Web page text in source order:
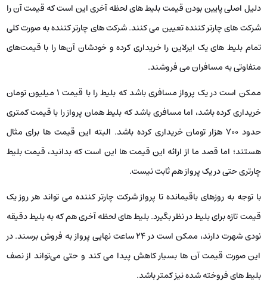
دلیل اصلی پایین بودن قیمت بلیط های لحظه آخری این است که قیمت آن را
شرکت‌ های چارتر کننده تعیین می‌ کنند. شرکت‌ های چارتر کننده به‌ صورت کلی
تمام بلیط های یک ایرلاین را خریداری کرده و خودشان آن‌ها را با قیمت‌های
متفاوتی به مسافران می‌ فروشند.
ممکن است در یک پرواز مسافری باشد که بلیط را با قیمت 1 میلیون تومان
خریداری کرده باشد، اما مسافری باشد که بلیط همان پرواز را با قیمت کمتری
حدود 700 هزار تومان خریداری کرده باشد. البته این قیمت‌ ها برای مثال
هستند؛ اما قصد ما از ارائه این قیمت‌ ها این است که بدانید، قیمت بلیط
چارتری حتی در یک پرواز هم ثابت نیست.
با توجه به‌ روزهای باقیمانده تا پرواز شرکت چارتر کننده می‌ تواند هر روز یک
قیمت تازه برای بلیط در نظر بگیرد. بلیط های لحظه آخری هم که به بلیط دقیقه
نودی شهرت دارند، ممکن است در ۲۴ ساعت نهایی پرواز به فروش برسند. در
این صورت قیمت آن‌ ها بسیار کاهش پیدا می‌ کند و حتی می‌تواند از نصف
بلیط های فروخته‌ شده نیز کمتر باشد.